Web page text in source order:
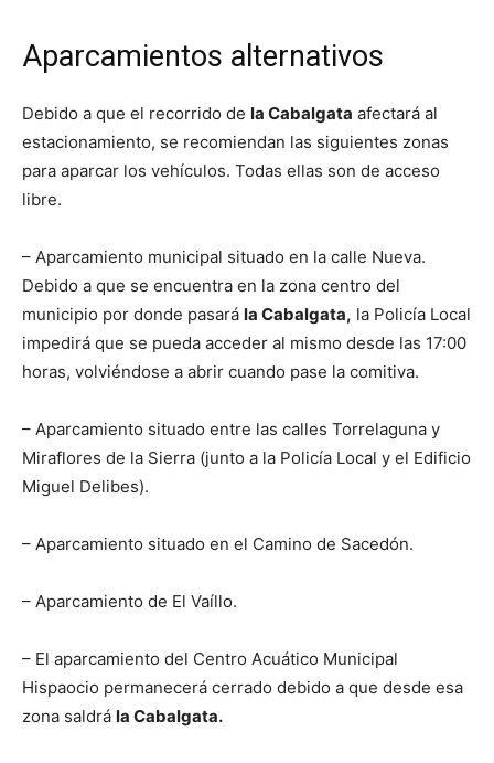
Aparcamientos alternativos
Debido a que el recorrido de la Cabalgata afectará al
estacionamiento, se recomiendan las siguientes zonas
para aparcar los vehículos. Todas ellas son de acceso
libre.
– Aparcamiento municipal situado en la calle Nueva.
Debido a que se encuentra en la zona centro del
municipio por donde pasará la Cabalgata, la Policía Local
impedirá que se pueda acceder al mismo desde las 17:00
horas, volviéndose a abrir cuando pase la comitiva.
– Aparcamiento situado entre las calles Torrelaguna y
Miraflores de la Sierra (junto a la Policía Local y el Edificio
Miguel Delibes).
– Aparcamiento situado en el Camino de Sacedón.
– Aparcamiento de El Vaíllo.
– El aparcamiento del Centro Acuático Municipal
Hispaocio permanecerá cerrado debido a que desde esa
zona saldrá la Cabalgata.